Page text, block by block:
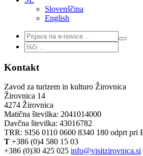
Slovenščina
English
Kontakt
Zavod za turizem in kulturo Žirovnica
Žirovnica 14
4274 Žirovnica
Matična številka: 2041014000
Davčna številka: 43016782
TRR: SI56 0110 0600 8340 180 odprt pri
T +386 (0)4 580 15 03
+386 (0)30 425 025 info@visitzirovnica.si